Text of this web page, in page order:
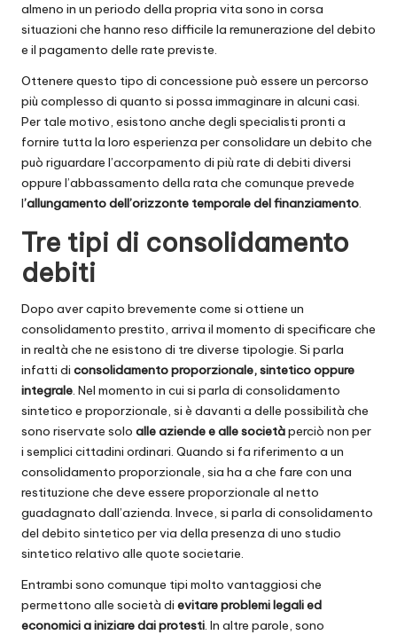
almeno in un periodo della propria vita sono in corsa
situazioni che hanno reso difficile la remunerazione del debito
e il pagamento delle rate previste.
Ottenere questo tipo di concessione può essere un percorso
più complesso di quanto si possa immaginare in alcuni casi.
Per tale motivo, esistono anche degli specialisti pronti a
fornire tutta la loro esperienza per consolidare un debito che
può riguardare l’accorpamento di più rate di debiti diversi
oppure l’abbassamento della rata che comunque prevede
l’allungamento dell’orizzonte temporale del finanziamento.
Tre tipi di consolidamento
debiti
Dopo aver capito brevemente come si ottiene un
consolidamento prestito, arriva il momento di specificare che
in realtà che ne esistono di tre diverse tipologie. Si parla
infatti di consolidamento proporzionale, sintetico oppure
integrale. Nel momento in cui si parla di consolidamento
sintetico e proporzionale, si è davanti a delle possibilità che
sono riservate solo alle aziende e alle societàperciò non per
i semplici cittadini ordinari. Quando si fa riferimento a un
consolidamento proporzionale, sia ha a che fare con una
restituzione che deve essere proporzionale al netto
guadagnato dall’azienda. Invece, si parla di consolidamento
del debito sintetico per via della presenza di uno studio
sintetico relativo alle quote societarie.
Entrambi sono comunque tipi molto vantaggiosi che
permettono alle società di evitare problemi legali ed
economici a iniziare dai protesti. In altre parole, sono